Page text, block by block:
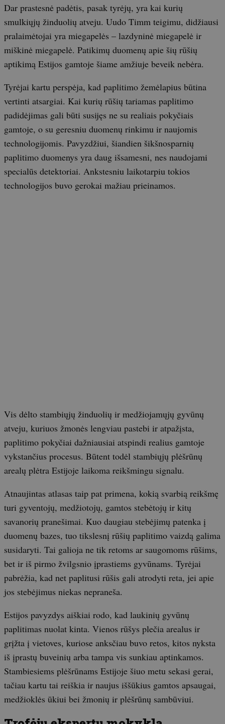
Dar prastesnė padėtis, pasak tyrėjų, yra kai kurių
smulkiųjų žinduolių atveju. Uudo Timm teigimu, didžiausi
pralaimėtojai yra miegapelės – lazdyninė miegapelė ir
miškinė miegapelė. Patikimų duomenų apie šių rūšių
aptikimą Estijos gamtoje šiame amžiuje beveik nebėra.
Tyrėjai kartu perspėja, kad paplitimo žemėlapius būtina
vertinti atsargiai. Kai kurių rūšių tariamas paplitimo
padidėjimas gali būti susijęs ne su realiais pokyčiais
gamtoje, o su geresniu duomenų rinkimu ir naujomis
technologijomis. Pavyzdžiui, šiandien šikšnosparnių
paplitimo duomenys yra daug išsamesni, nes naudojami
specialūs detektoriai. Ankstesniu laikotarpiu tokios
technologijos buvo gerokai mažiau prieinamos.
Vis dėlto stambiųjų žinduolių ir medžiojamųjų gyvūnų
atveju, kuriuos žmonės lengviau pastebi ir atpažįsta,
paplitimo pokyčiai dažniausiai atspindi realius gamtoje
vykstančius procesus. Būtent todėl stambiųjų plėšrūnų
arealų plėtra Estijoje laikoma reikšmingu signalu.
Atnaujintas atlasas taip pat primena, kokią svarbią reikšmę
turi gyventojų, medžiotojų, gamtos stebėtojų ir kitų
savanorių pranešimai. Kuo daugiau stebėjimų patenka į
duomenų bazes, tuo tikslesnį rūšių paplitimo vaizdą galima
susidaryti. Tai galioja ne tik retoms ar saugomoms rūšims,
bet ir iš pirmo žvilgsnio įprastiems gyvūnams. Tyrėjai
pabrėžia, kad net paplitusi rūšis gali atrodyti reta, jei apie
jos stebėjimus niekas nepraneša.
Estijos pavyzdys aiškiai rodo, kad laukinių gyvūnų
paplitimas nuolat kinta. Vienos rūšys plečia arealus ir
grįžta į vietoves, kuriose anksčiau buvo retos, kitos nyksta
iš įprastų buveinių arba tampa vis sunkiau aptinkamos.
Stambiesiems plėšrūnams Estijoje šiuo metu sekasi gerai,
tačiau kartu tai reiškia ir naujus iššūkius gamtos apsaugai,
medžioklės ūkiui bei žmonių ir plėšrūnų sambūviui.